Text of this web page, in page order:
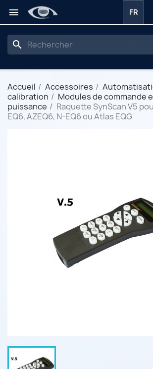
 FR
search
Accueil Accessoires
calibration
Modules de commande
puissance
Raquette SynScan V5
EQ6, AZEQ6, N-EQ6 ou Atlas EQG